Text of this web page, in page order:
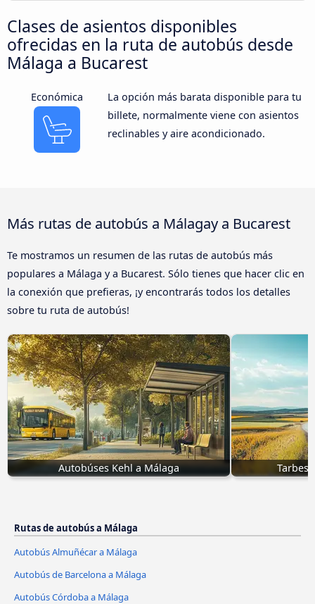
Clases de asientos disponibles
ofrecidas en la ruta de autobús desde
Málaga a Bucarest
Económica
La opción más barata disponible para tu
billete, normalmente viene con asientos
reclinables y aire acondicionado.
Más rutas de autobús a Málagay a Bucarest
Te mostramos un resumen de las rutas de autobús más
populares a Málaga y a Bucarest. Sólo tienes que hacer clic en
la conexión que prefieras, ¡y encontrarás todos los detalles
sobre tu ruta de autobús!
Autobúses Kehl a Málaga Tarbes
Rutas de autobús a Málaga
Autobús Almuñécar a Málaga
Autobús de Barcelona a Málaga
Autobús Córdoba a Málaga